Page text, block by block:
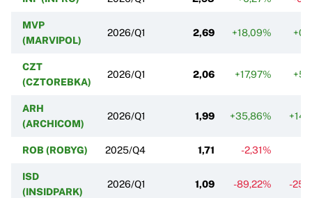
MVP
(MARVIPOL)
2026/Q1 2,69 +18,09%
CZT
(CZTOREBKA)
2026/Q1 2,06 +17,97%
ARH
(ARCHICOM)
2026/Q1 1,99 +35,86%
ROB (ROBYG) 2025/Q4 1,71 -2,31%
ISD
(INSIDPARK)
2026/Q1 1,09 -89,22% -